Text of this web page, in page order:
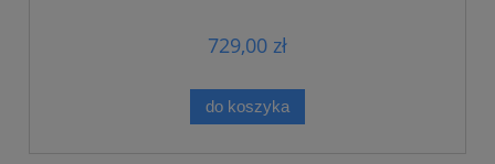
729,00 zł
do koszyka